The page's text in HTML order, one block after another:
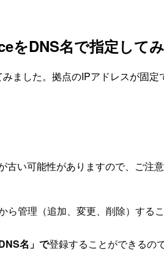
をDNS名で指定して
ました。拠点のIPアドレスが固定
い可能性がありますので、ご注意
管理（追加、変更、削除）するこ
DNS名」で登録することができるの